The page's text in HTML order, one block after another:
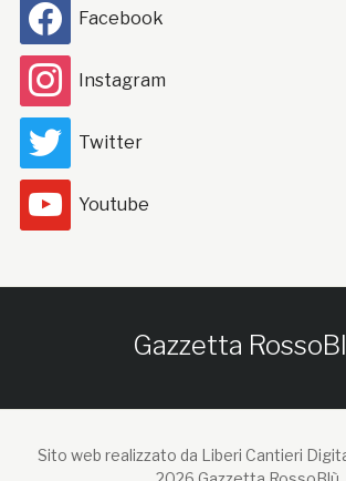
Facebook
Instagram
Twitter
Youtube
Gazzetta
Sito web realizzato da Liberi Cantieri